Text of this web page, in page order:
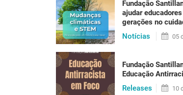
Fundação
ajudar
gerações no
Notícias
05
Fundação
Educação
Releases
10
Se até alguns anos atrás a
não há mais como negar:
um calor que [...]
LER PUBLICAÇÃO